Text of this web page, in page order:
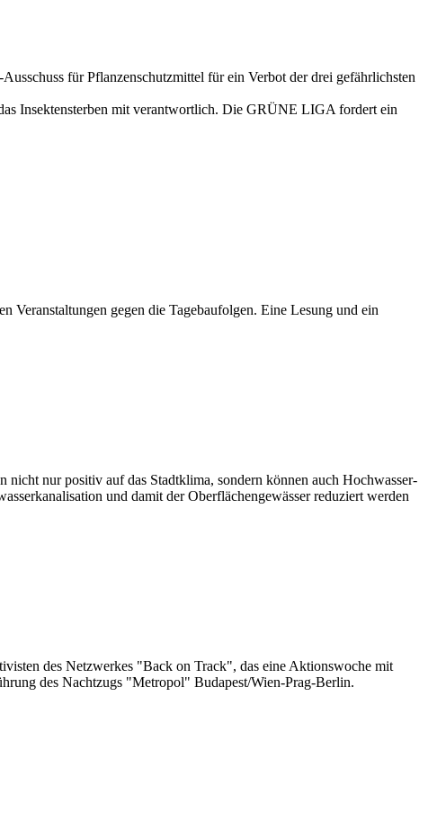
für Pflanzenschutzmittel für ein Verbot der drei gefährlichsten
Insektensterben mit verantwortlich. Die GRÜNE LIGA fordert ein
Veranstaltungen gegen die Tagebaufolgen. Eine Lesung und ein
nur positiv auf das Stadtklima, sondern können auch Hochwasser-
und damit der Oberflächengewässer reduziert werden
des Netzwerkes "Back on Track", das eine Aktionswoche mit
des Nachtzugs "Metropol" Budapest/Wien-Prag-Berlin.